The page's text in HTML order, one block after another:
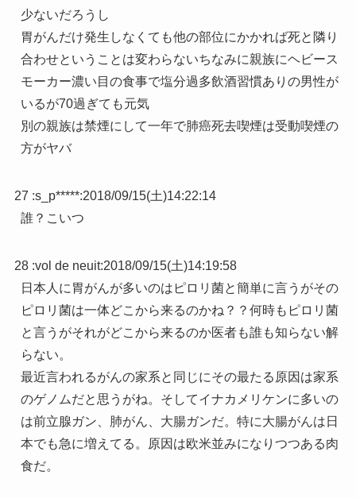
少ないだろうし
胃がんだけ発生しなくても他の部位にかかれば死と隣り
合わせということは変わらないちなみに親族にヘビース
モーカー濃い目の食事で塩分過多飲酒習慣ありの男性が
いるが70過ぎても元気
別の親族は禁煙にして一年で肺癌死去喫煙は受動喫煙の
方がヤバ
27 :s_p*****:2018/09/15(土)14:22:14
誰？こいつ
28 :vol de neuit:2018/09/15(土)14:19:58
日本人に胃がんが多いのはピロリ菌と簡単に言うがその
ピロリ菌は一体どこから来るのかね？？何時もピロリ菌
と言うがそれがどこから来るのか医者も誰も知らない解
らない。
最近言われるがんの家系と同じにその最たる原因は家系
のゲノムだと思うがね。そしてイナカメリケンに多いの
は前立腺ガン、肺がん、大腸ガンだ。特に大腸がんは日
本でも急に増えてる。原因は欧米並みになりつつある肉
食だ。